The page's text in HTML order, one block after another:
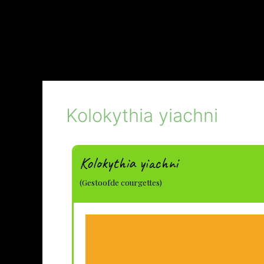
Kolokythia yiachni
Kolokythia yiachni
(Gestoofde courgettes)